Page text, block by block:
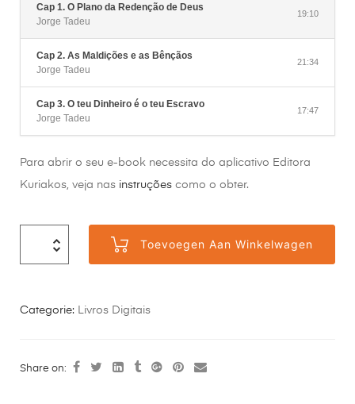
Cap 1. O Plano da Redenção de Deus
Jorge Tadeu
19:10
Cap 2. As Maldições e as Bênçãos
Jorge Tadeu
21:34
Cap 3. O teu Dinheiro é o teu Escravo
Jorge Tadeu
17:47
Para abrir o seu e-book necessita do aplicativo Editora
Kuriakos, veja nas instruções como o obter.
Toevoegen Aan Winkelwagen
Categorie: Livros Digitais
Share on: